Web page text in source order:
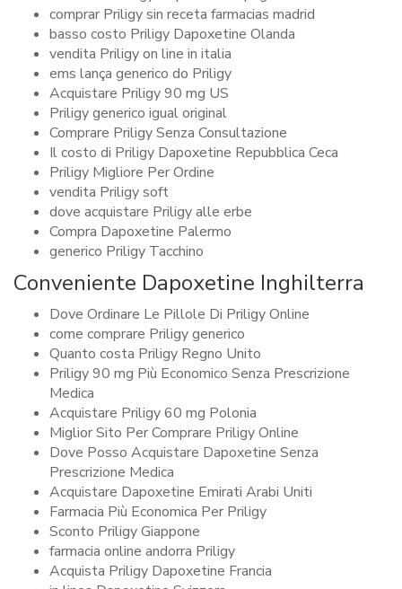
comprar Priligy sin receta farmacias madrid
basso costo Priligy Dapoxetine Olanda
vendita Priligy on line in italia
ems lança generico do Priligy
Acquistare Priligy 90 mg US
Priligy generico igual original
Comprare Priligy Senza Consultazione
Il costo di Priligy Dapoxetine Repubblica Ceca
Priligy Migliore Per Ordine
vendita Priligy soft
dove acquistare Priligy alle erbe
Compra Dapoxetine Palermo
generico Priligy Tacchino
Conveniente Dapoxetine Inghilterra
Dove Ordinare Le Pillole Di Priligy Online
come comprare Priligy generico
Quanto costa Priligy Regno Unito
Priligy 90 mg Più Economico Senza Prescrizione
Medica
Acquistare Priligy 60 mg Polonia
Miglior Sito Per Comprare Priligy Online
Dove Posso Acquistare Dapoxetine Senza
Prescrizione Medica
Acquistare Dapoxetine Emirati Arabi Uniti
Farmacia Più Economica Per Priligy
Sconto Priligy Giappone
farmacia online andorra Priligy
Acquista Priligy Dapoxetine Francia